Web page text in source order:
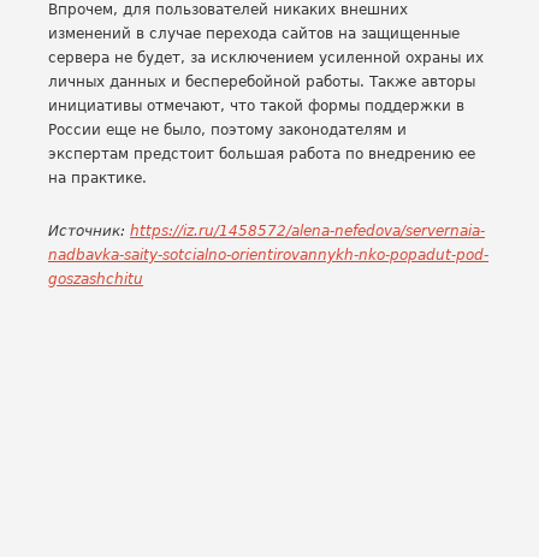
Впрочем, для пользователей никаких внешних
изменений в случае перехода сайтов на защищенные
сервера не будет, за исключением усиленной охраны их
личных данных и бесперебойной работы. Также авторы
инициативы отмечают, что такой формы поддержки в
России еще не было, поэтому законодателям и
экспертам предстоит большая работа по внедрению ее
на практике.
Источник: https://iz.ru/1458572/alena-nefedova/servernaia-
nadbavka-saity-sotcialno-orientirovannykh-nko-popadut-pod-
goszashchitu